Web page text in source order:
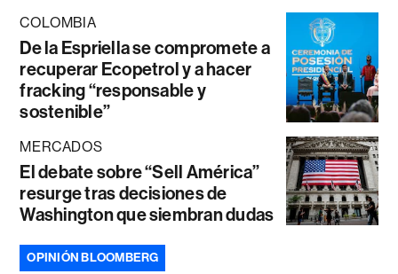
COLOMBIA
De la Espriella se compromete a
recuperar Ecopetrol y a hacer
fracking “responsable y
sostenible”
MERCADOS
El debate sobre “Sell América”
resurge tras decisiones de
Washington que siembran dudas
OPINIÓN BLOOMBERG